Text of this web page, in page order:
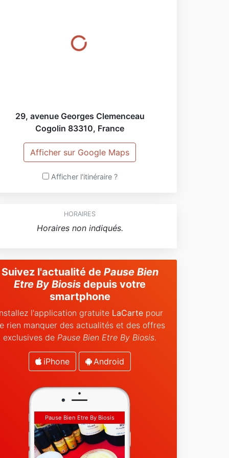
29, avenue Georges Clemenceau
Cogolin 83310, France
Afficher sur Google Maps
Afficher l'itinéraire ?
HORAIRES
Horaires non indiqués.
Suivez l'actualité de Pause Bien
Etre By Biosis depuis votre
smartphone
l'application gratuite LaCartepour
rien manquer des actualités et des offres
exclusives de Pause Bien Etre By Biosis.
iPhone Android
Pause Bien Etre By Biosis